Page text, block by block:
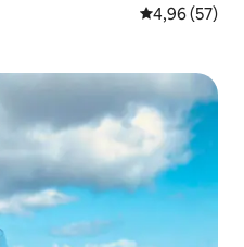
Classificação
4,96 (57)